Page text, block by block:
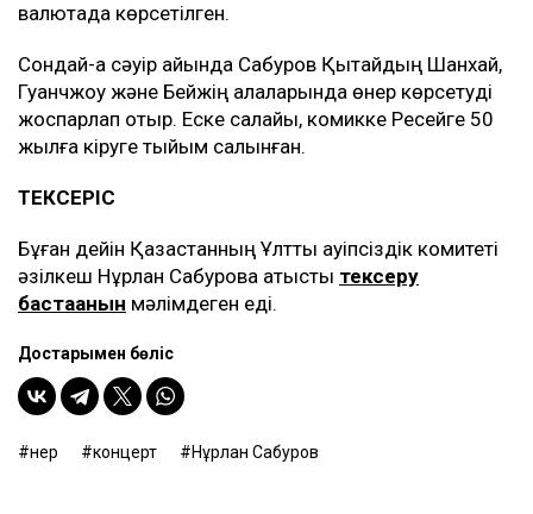
валютада көрсетілген.
Сондай-ақ сәуір айында Сабуров Қытайдың Шанхай,
Гуанчжоу және Бейжің қалаларында өнер көрсетуді
жоспарлап отыр. Еске салайық, комикке Ресейге 50
жылға кіруге тыйым салынған.
ТЕКСЕРІС
Бұған дейін Қазақстанның Ұлттық қауіпсіздік комитеті
әзілкеш Нұрлан Сабуровқа қатысты тексеру
бастағанын мәлімдеген еді.
Достарыңмен бөліс
өнер концерт Нұрлан Сабуров